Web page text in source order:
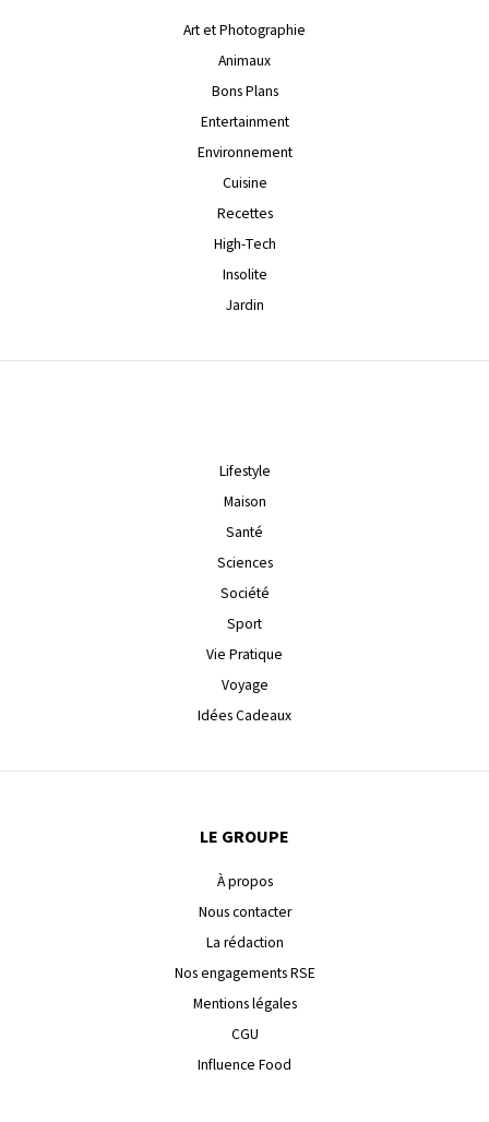
Art et Photographie
Animaux
Bons Plans
Entertainment
Environnement
Cuisine
Recettes
High-Tech
Insolite
Jardin
Lifestyle
Maison
Santé
Sciences
Société
Sport
Vie Pratique
Voyage
Idées Cadeaux
LE GROUPE
À propos
Nous contacter
La rédaction
Nos engagements RSE
Mentions légales
CGU
Influence Food